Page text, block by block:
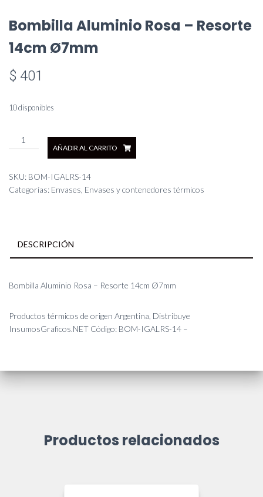
Bombilla Aluminio Rosa – Resorte
14cm Ø7mm
$ 401
10 disponibles
Bombilla
Aluminio
-
Resorte
AÑADIR AL CARRITO
SKU: BOM-IGALRS-14
Categorías: Envases Envases y contenedores térmicos
DESCRIPCIÓN
Bombilla Aluminio Rosa – Resorte 14cm Ø7mm
Productos térmicos de origen Argentina, Distribuye
InsumosGraficos.NET Código: BOM-IGALRS-14 –
Productos relacionados